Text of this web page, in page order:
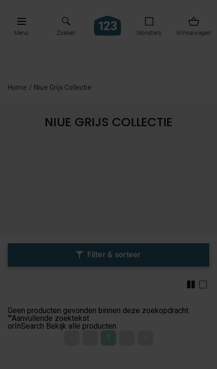
Menu Zoeken Monsters Winkelwagen
Home Niue Grijs Collectie
NIUE GRIJS COLLECTIE
Filter & sorteer
Geen producten gevonden binnen deze zoekopdracht
""Aanvullende zoektekst
orInSearch Bekijk alle producten
1